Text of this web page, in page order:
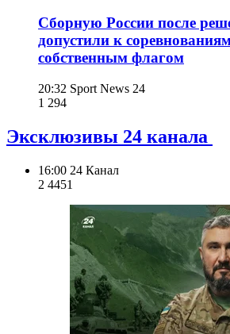
Сборную России после
допустили к
собственным флагом
20:32 Sport News 24
1 294
Эксклюзивы 24 канала
16:00 24 Канал
2 4451